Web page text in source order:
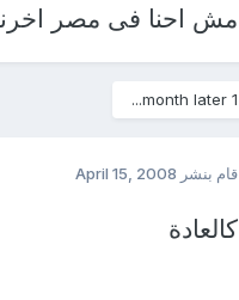
مش احنا فى مصر اخرنا
1 month later...
قام بنشر April 15, 2008
كالعادة